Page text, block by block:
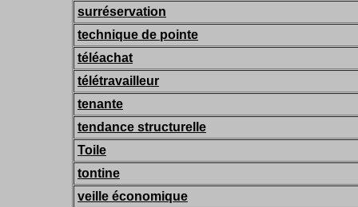
surréservation
technique de pointe
téléachat
télétravailleur
tenante
tendance structurelle
Toile
tontine
veille économique